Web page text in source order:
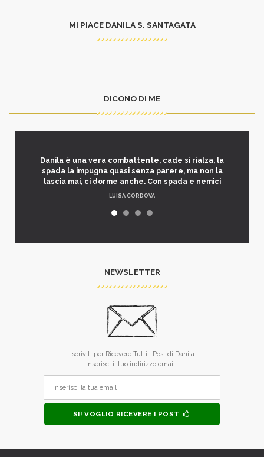
MI PIACE DANILA S. SANTAGATA
DICONO DI ME
Danila è una vera combattente, cade si rialza, la
spada la impugna quasi senza parere, ma non la
lascia mai, ci dorme anche. Con spada e nemici
LUISA CORDOVA
NEWSLETTER
Iscriviti per Ricevere Tutti i Post di Danila
Inserisci il tuo indirizzo email!.
SI! VOGLIO RICEVERE I POST